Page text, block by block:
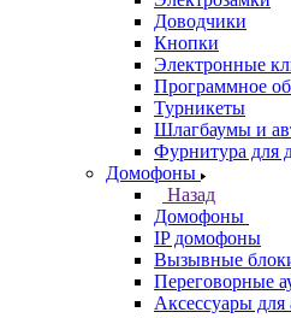
Доводчики
Кнопки
Электронные
Программное
Турникеты
Шлагбаумы и
Фурнитура для
Домофоны
Назад
Домофоны
IP домофоны
Вызывные
Переговорные
Аксессуары для